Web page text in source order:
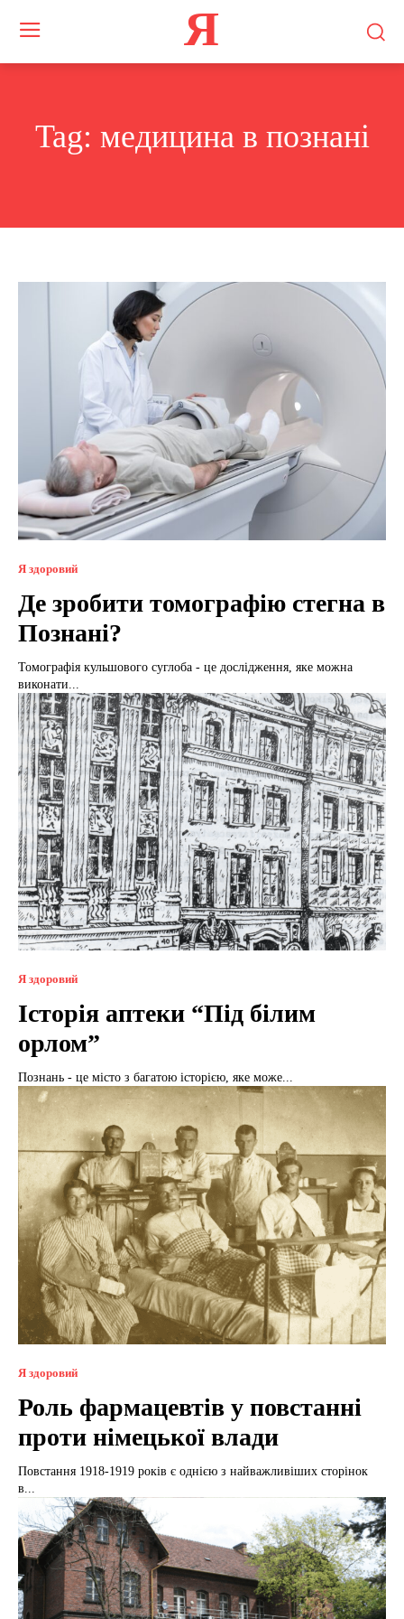
Я
Tag: медицина в познані
Я здоровий
Де зробити томографію стегна в
Познані?
Томографія кульшового суглоба - це дослідження, яке можна
виконати...
Я здоровий
Історія аптеки “Під білим
орлом”
Познань - це місто з багатою історією, яке може...
Я здоровий
Роль фармацевтів у повстанні
проти німецької влади
Повстання 1918-1919 років є однією з найважливіших сторінок
в...